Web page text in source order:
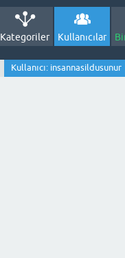
Kategoriler Kullanıcılar
Kullanıcı: insannasildusunur